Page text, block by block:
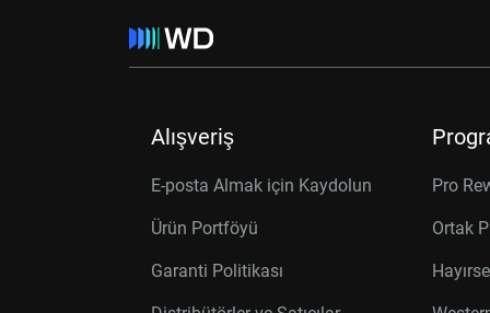
Alışveriş
E-posta Almak için Kaydolun
Ürün Portföyü
Garanti Politikası
Pro
Ortak